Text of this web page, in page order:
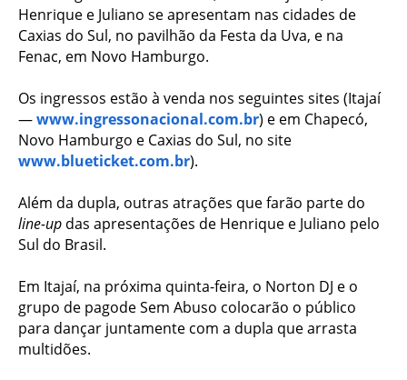
Henrique e Juliano se apresentam nas cidades de
Caxias do Sul, no pavilhão da Festa da Uva, e na
Fenac, em Novo Hamburgo.
Os ingressos estão à venda nos seguintes sites (Itajaí
—www.ingressonacional.com.br) e em Chapecó,
Novo Hamburgo e Caxias do Sul, no site
www.blueticket.com.br).
Além da dupla, outras atrações que farão parte do
line-up das apresentações de Henrique e Juliano pelo
Sul do Brasil.
Em Itajaí, na próxima quinta-feira, o Norton DJ e o
grupo de pagode Sem Abuso colocarão o público
para dançar juntamente com a dupla que arrasta
multidões.